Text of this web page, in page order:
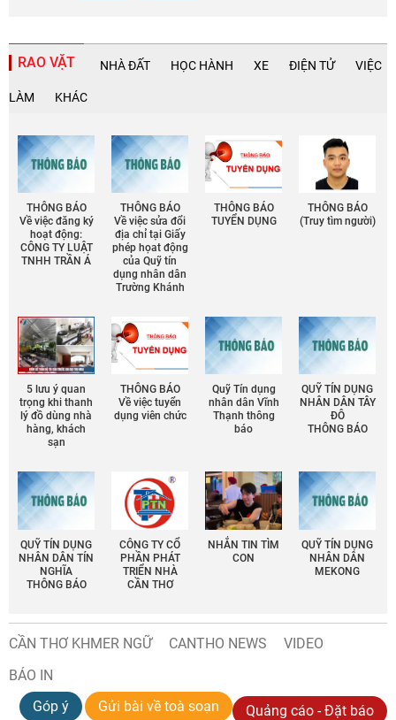
RAO VẶT NHÀ ĐẤT HỌC HÀNH XE ĐIỆN TỬ VIỆC
LÀM KHÁC
THÔNG BÁO
Về việc đăng ký
hoạt động:
CÔNG TY LUẬT
TNHH TRẦN Á
THÔNG BÁO
Về việc sửa đổi
địa chỉ tại Giấy
phép họat động
của Quỹ tín
dụng nhân dân
Trường Khánh
THÔNG BÁO
TUYỂN DỤNG
THÔNG BÁO
(Truy tìm người)
5 lưu ý quan
trọng khi thanh
lý đồ dùng nhà
hàng, khách
sạn
THÔNG BÁO
Về việc tuyển
dụng viên chức
Quỹ Tín dụng
nhân dân Vĩnh
Thạnh thông
báo
QUỸ TÍN DỤNG
NHÂN DÂN TÂY
ĐÔ
THÔNG BÁO
QUỸ TÍN DỤNG
NHÂN DÂN TÍN
NGHĨA
THÔNG BÁO
CÔNG TY CỔ
PHẦN PHÁT
TRIỂN NHÀ
CẦN THƠ
NHẮN TIN TÌM
CON
QUỸ TÍN DỤNG
NHÂN DÂN
MEKONG
CẦN THƠ KHMER NGỮ CANTHO NEWS
VIDEO
BÁO IN
Góp ý
Gửi bài về toà soạn Quảng cáo - Đặt báo